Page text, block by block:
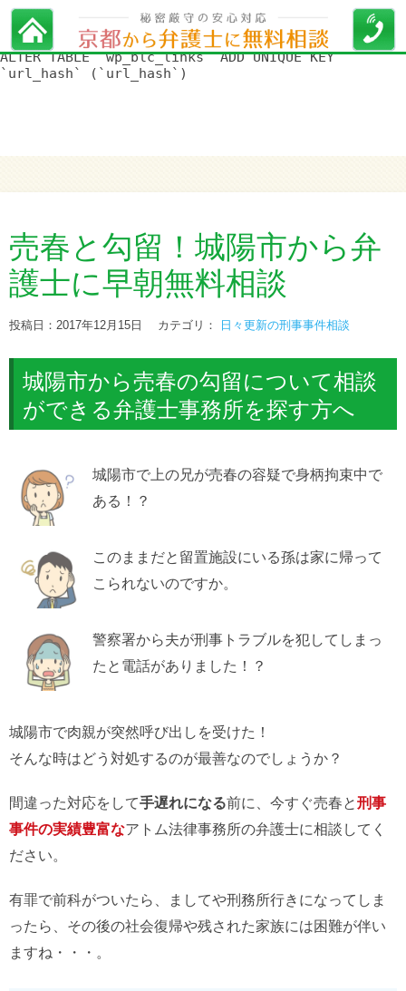
WordPress データベースエラー:[Duplicate entry '' for key
'url_hash']
ALTER TABLE `wp_blc_links` ADD UNIQUE KEY
`url_hash` (`url_hash`)
売春と勾留！城陽市から弁
護士に早朝無料相談
投稿日：2017年12月15日 カテゴリ： 日々更新の刑事事件相談
城陽市から売春の勾留について相談
ができる弁護士事務所を探す方へ
城陽市で上の兄が売春の容疑で身柄拘束中で
ある！？
このままだと留置施設にいる孫は家に帰って
こられないのですか。
警察署から夫が刑事トラブルを犯してしまっ
たと電話がありました！？
城陽市で肉親が突然呼び出しを受けた！
そんな時はどう対処するのが最善なのでしょうか？
間違った対応をして手遅れになる前に、今すぐ売春と刑事
事件の実績豊富なアトム法律事務所の弁護士に相談してく
ださい。
有罪で前科がついたら、ましてや刑務所行きになってしま
ったら、その後の社会復帰や残された家族には困難が伴い
ますね・・・。